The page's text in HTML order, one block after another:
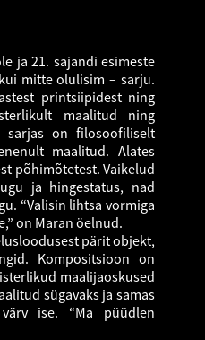
ja 21. sajandi esimeste
mitte olulisim – sarju.
printsiipidest ning
maalitud ning
sarjas on filosoofiliselt
maalitud. Alates
põhimõtetest. Vaikelud
ja hingestatus, nad
“Valisin lihtsa vormiga
on Maran öelnud.
pärit objekt,
Kompositsioon on
maalijaoskused
sügavaks ja samas
ise. “Ma püüdlen